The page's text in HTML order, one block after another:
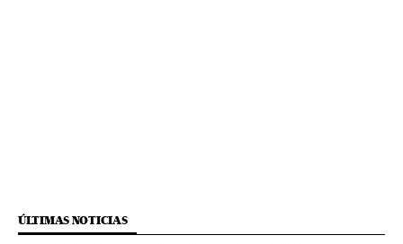
ÚLTIMAS NOTICIAS